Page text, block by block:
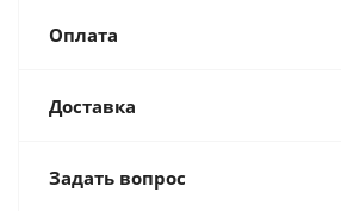
Оплата
Доставка
Задать вопрос